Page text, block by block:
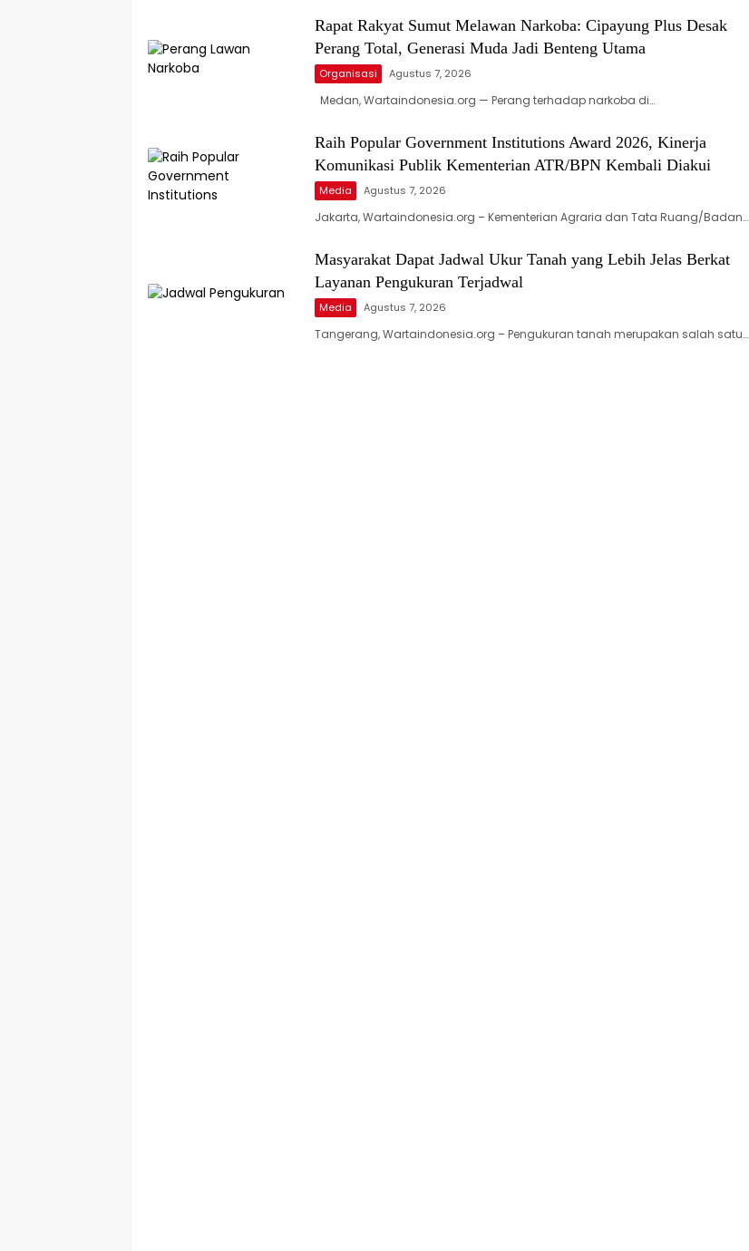
Rapat Rakyat Sumut Melawan Narkoba: Cipayung Plus Desak
Perang Total, Generasi Muda Jadi Benteng Utama
Organisasi Agustus 7, 2026
Medan, Wartaindonesia.org — Perang terhadap narkoba di…
Raih Popular Government Institutions Award 2026, Kinerja
Komunikasi Publik Kementerian ATR/BPN Kembali Diakui
Media Agustus 7, 2026
Jakarta, Wartaindonesia.org – Kementerian Agraria dan Tata Ruang/Badan…
Masyarakat Dapat Jadwal Ukur Tanah yang Lebih Jelas Berkat
Layanan Pengukuran Terjadwal
Media Agustus 7, 2026
Tangerang, Wartaindonesia.org – Pengukuran tanah merupakan salah satu…